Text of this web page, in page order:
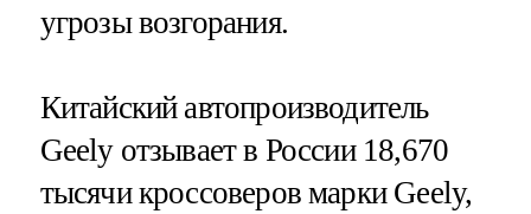
угрозы возгорания.
Китайский автопроизводитель
Geely отзывает в России 18,670
тысячи кроссоверов марки Geely,